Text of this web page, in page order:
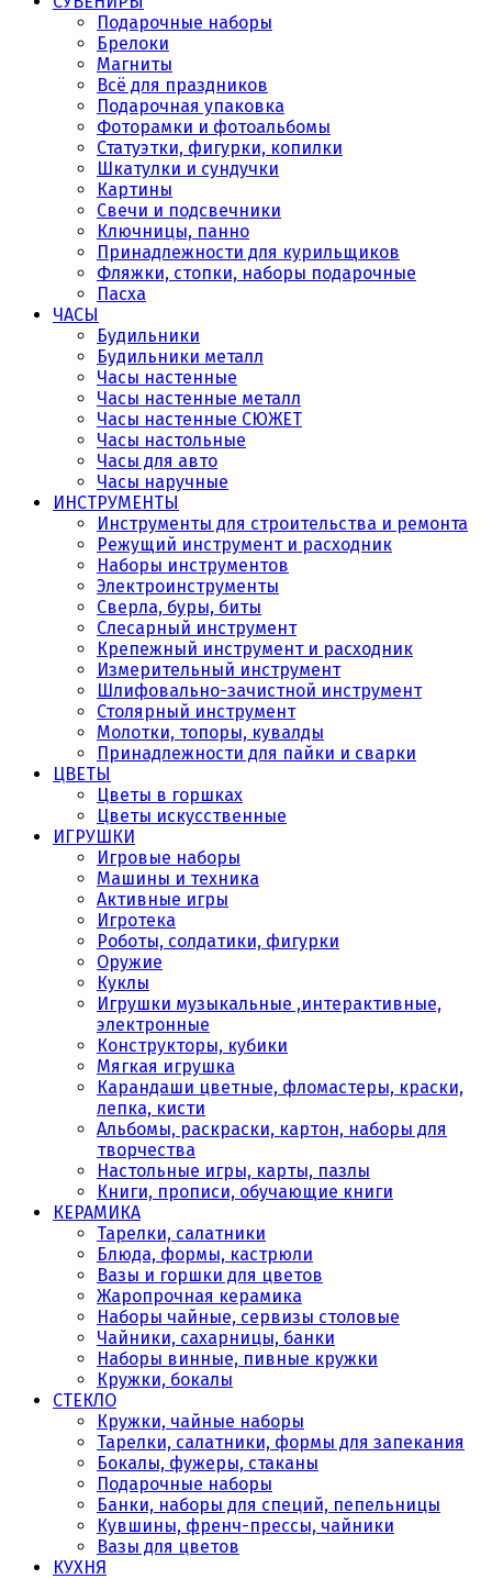
Подарочные наборы
Брелоки
Магниты
Всё для праздников
Подарочная упаковка
Фоторамки и фотоальбомы
Статуэтки, фигурки, копилки
Шкатулки и сундучки
Картины
Свечи и подсвечники
Ключницы, панно
Принадлежности для курильщиков
Фляжки, стопки, наборы подарочные
Пасха
ЧАСЫ
Будильники
Будильники металл
Часы настенные
Часы настенные металл
Часы настенные СЮЖЕТ
Часы настольные
Часы для авто
Часы наручные
ИНСТРУМЕНТЫ
Инструменты для строительства и ремонта
Режущий инструмент и расходник
Наборы инструментов
Электроинструменты
Сверла, буры, биты
Слесарный инструмент
Крепежный инструмент и расходник
Измерительный инструмент
Шлифовально-зачистной инструмент
Столярный инструмент
Молотки, топоры, кувалды
Принадлежности для пайки и сварки
ЦВЕТЫ
Цветы в горшках
Цветы искусственные
ИГРУШКИ
Игровые наборы
Машины и техника
Активные игры
Игротека
Роботы, солдатики, фигурки
Оружие
Куклы
Игрушки музыкальные ,интерактивные,
электронные
Конструкторы, кубики
Мягкая игрушка
Карандаши цветные, фломастеры, краски,
лепка, кисти
Альбомы, раскраски, картон, наборы для
творчества
Настольные игры, карты, пазлы
Книги, прописи, обучающие книги
КЕРАМИКА
Тарелки, салатники
Блюда, формы, кастрюли
Вазы и горшки для цветов
Жаропрочная керамика
Наборы чайные, сервизы столовые
Чайники, сахарницы, банки
Наборы винные, пивные кружки
Кружки, бокалы
СТЕКЛО
Кружки, чайные наборы
Тарелки, салатники, формы для запекания
Бокалы, фужеры, стаканы
Подарочные наборы
Банки, наборы для специй, пепельницы
Кувшины, френч-прессы, чайники
Вазы для цветов
КУХНЯ